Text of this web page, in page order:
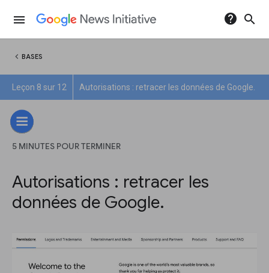
menu help search
chevron_left BASES
Leçon 8 sur 12 Autorisations : retracer les données de Google.
5 MINUTES POUR TERMINER
Autorisations : retracer les
données de Google.